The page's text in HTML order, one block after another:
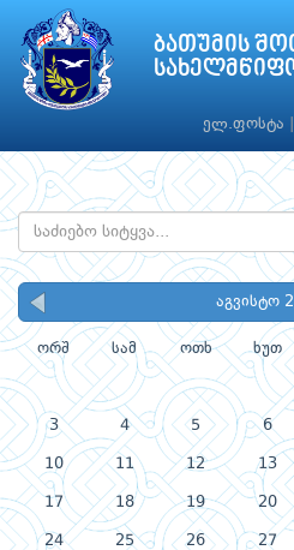
ბათუმის
ელ.ფოსტა
აგვისტო
ორშ სამ ოთხ ხუთ
3 4 5 6
10 11 12 13
17 18 19 20
24 25 26 27